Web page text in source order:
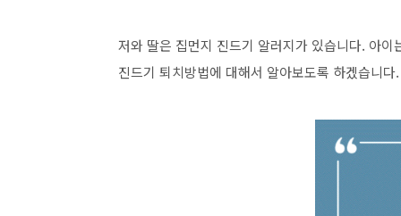
저와 딸은 집먼지 진드기 알러지가 있습니다. 아
진드기 퇴치방법에 대해서 알아보도록 하겠습니다.